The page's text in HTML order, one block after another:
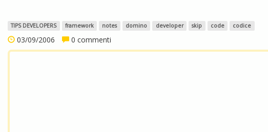
TIPS DEVELOPERS framework notes domino developer skip code codice
03/09/2006 0 commenti